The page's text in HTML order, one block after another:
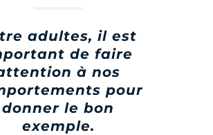
adultes, il est
de faire
à nos
pour
donner le bon
exemple.